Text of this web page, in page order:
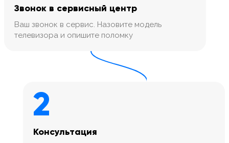
Звонок в сервисный центр
Ваш звонок в сервис. Назовите модель
телевизора и опишите поломку
2
Консультация